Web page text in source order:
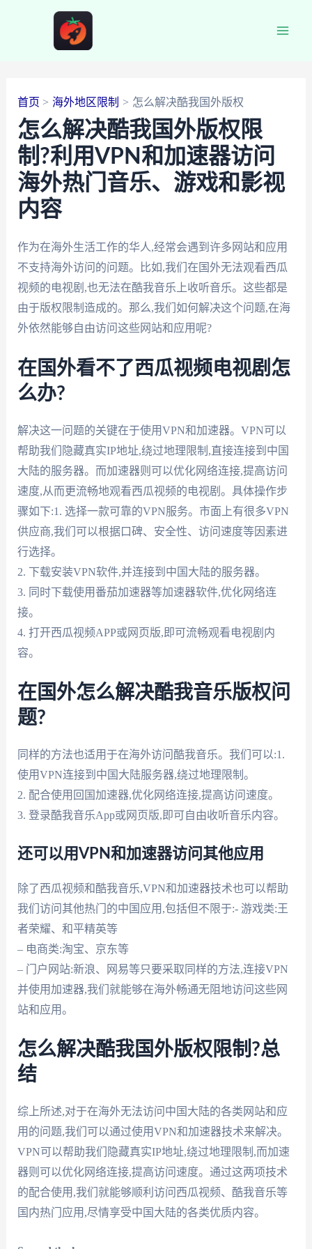
首页 海外地区限制 怎么解决酷我国外版权
怎么解决酷我国外版权限
制?利用VPN和加速器访问
海外热门音乐、游戏和影视
内容
作为在海外生活工作的华人,经常会遇到许多网站和应用
不支持海外访问的问题。比如,我们在国外无法观看西瓜
视频的电视剧,也无法在酷我音乐上收听音乐。这些都是
由于版权限制造成的。那么,我们如何解决这个问题,在海
外依然能够自由访问这些网站和应用呢?
在国外看不了西瓜视频电视剧怎
么办?
解决这一问题的关键在于使用VPN和加速器。VPN可以
帮助我们隐藏真实IP地址,绕过地理限制,直接连接到中国
大陆的服务器。而加速器则可以优化网络连接,提高访问
速度,从而更流畅地观看西瓜视频的电视剧。具体操作步
骤如下:1. 选择一款可靠的VPN服务。市面上有很多VPN
供应商,我们可以根据口碑、安全性、访问速度等因素进
行选择。
2. 下载安装VPN软件,并连接到中国大陆的服务器。
3. 同时下载使用番茄加速器等加速器软件,优化网络连
接。
4. 打开西瓜视频APP或网页版,即可流畅观看电视剧内
容。
在国外怎么解决酷我音乐版权问
题?
同样的方法也适用于在海外访问酷我音乐。我们可以:1.
使用VPN连接到中国大陆服务器,绕过地理限制。
2. 配合使用回国加速器,优化网络连接,提高访问速度。
3. 登录酷我音乐App或网页版,即可自由收听音乐内容。
还可以用VPN和加速器访问其他应用
除了西瓜视频和酷我音乐,VPN和加速器技术也可以帮助
我们访问其他热门的中国应用,包括但不限于:- 游戏类:王
者荣耀、和平精英等
– 电商类:淘宝、京东等
– 门户网站:新浪、网易等只要采取同样的方法,连接VPN
并使用加速器,我们就能够在海外畅通无阻地访问这些网
站和应用。
怎么解决酷我国外版权限制?总
结
综上所述,对于在海外无法访问中国大陆的各类网站和应
用的问题,我们可以通过使用VPN和加速器技术来解决。
VPN可以帮助我们隐藏真实IP地址,绕过地理限制,而加速
器则可以优化网络连接,提高访问速度。通过这两项技术
的配合使用,我们就能够顺利访问西瓜视频、酷我音乐等
国内热门应用,尽情享受中国大陆的各类优质内容。